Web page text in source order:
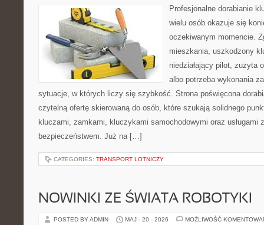
Profesjonalne dorabianie
wielu osób okazuje się
oczekiwanym momencie.
mieszkania, uszkodzony
niedziałający pilot, zużyta
albo potrzeba wykonania
sytuacje, w których liczy się szybkość. Strona poświęcona
czytelną ofertę skierowaną do osób, które szukają solidnego
kluczami, zamkami, kluczykami samochodowymi oraz usługami
bezpieczeństwem. Już na […]
CATEGORIES: TRANSPORT LOTNICZY
NOWINKI ZE ŚWIATA ROBOTYKI
POSTED BY ADMIN MAJ - 20 - 2026 MOŻLIWOŚĆ